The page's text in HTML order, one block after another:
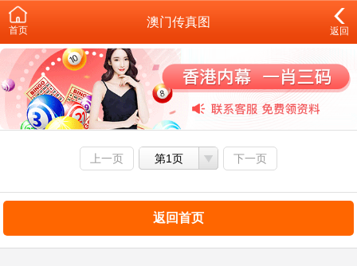
首页
澳门传真图
返回
上一页 第1页 下一页
返回首页